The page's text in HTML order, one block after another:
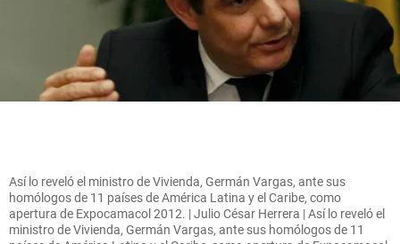
Así lo reveló el ministro de Vivienda, Germán Vargas, ante sus
homólogos de 11 países de América Latina y el Caribe, como
apertura de Expocamacol 2012. | Julio César Herrera | Así lo reveló el
ministro de Vivienda, Germán Vargas, ante sus homólogos de 11